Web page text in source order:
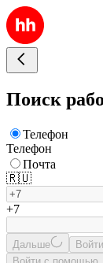
Поиск
Телефон
Телефон
Почта
🇷🇺
+7
Дальше